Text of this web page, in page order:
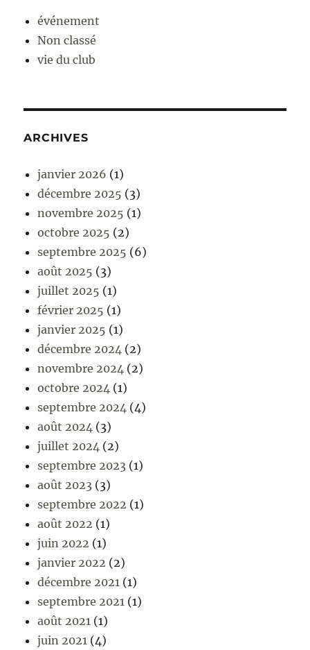
événement
Non classé
vie du club
ARCHIVES
janvier 2026 (1)
décembre 2025 (3)
novembre 2025 (1)
octobre 2025 (2)
septembre 2025 (6)
août 2025 (3)
juillet 2025 (1)
février 2025 (1)
janvier 2025 (1)
décembre 2024 (2)
novembre 2024 (2)
octobre 2024 (1)
septembre 2024 (4)
août 2024 (3)
juillet 2024 (2)
septembre 2023 (1)
août 2023 (3)
septembre 2022 (1)
août 2022 (1)
juin 2022 (1)
janvier 2022 (2)
décembre 2021 (1)
septembre 2021 (1)
août 2021 (1)
juin 2021 (4)